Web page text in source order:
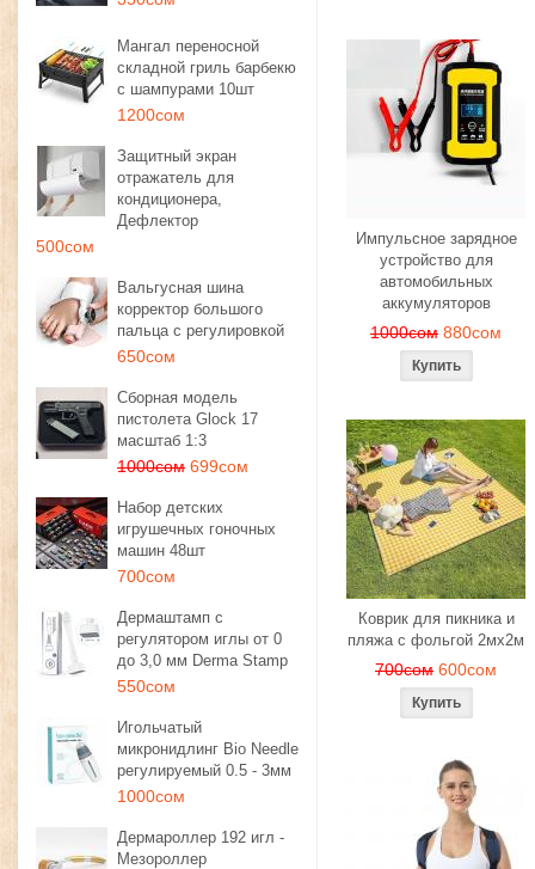
Мангал переносной
складной гриль барбекю
с шампурами 10шт
1200сом
Защитный экран
отражатель для
кондиционера,
Дефлектор
500сом
Вальгусная шина
корректор большого
пальца с регулировкой
650сом
Сборная модель
пистолета Glock 17
масштаб 1:3
1000сом 699сом
Набор детских
игрушечных гоночных
машин 48шт
700сом
Дермаштамп с
регулятором иглы от 0
до 3,0 мм Derma Stamp
550сом
Игольчатый
микронидлинг Bio Needle
регулируемый 0.5 - 3мм
1000сом
Дермароллер 192 игл -
Мезороллер
Импульсное зарядное
устройство для
автомобильных
аккумуляторов
1000сом 880сом
Коврик для пикника и
пляжа с фольгой 2мх2м
700сом 600сом